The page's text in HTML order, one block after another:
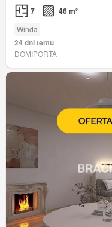
7 46 m²
Winda
24 dni temu
DOMIPORTA